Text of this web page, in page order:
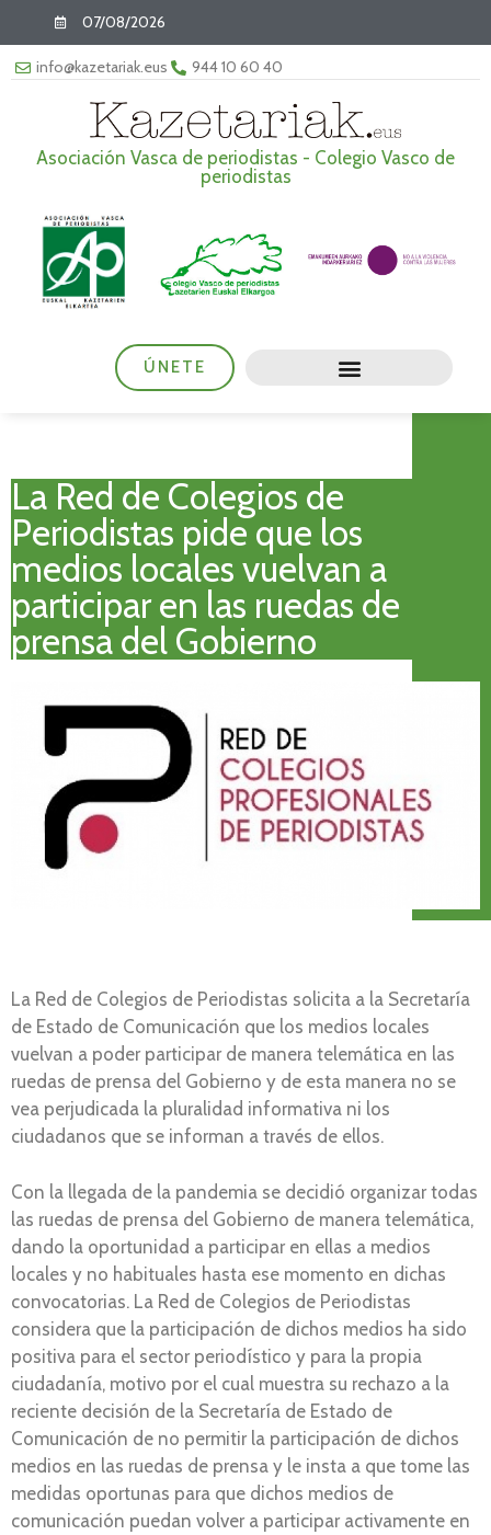
07/08/2026
info@kazetariak.eus 944 10 60 40
Asociación Vasca de periodistas - Colegio Vasco de
periodistas
ÚNETE
La Red de Colegios de
Periodistas pide que los
medios locales vuelvan a
participar en las ruedas de
prensa del Gobierno
La Red de Colegios de Periodistas solicita a la Secretaría
de Estado de Comunicación que los medios locales
vuelvan a poder participar de manera telemática en las
ruedas de prensa del Gobierno y de esta manera no se
vea perjudicada la pluralidad informativa ni los
ciudadanos que se informan a través de ellos.
Con la llegada de la pandemia se decidió organizar todas
las ruedas de prensa del Gobierno de manera telemática,
dando la oportunidad a participar en ellas a medios
locales y no habituales hasta ese momento en dichas
convocatorias. La Red de Colegios de Periodistas
considera que la participación de dichos medios ha sido
positiva para el sector periodístico y para la propia
ciudadanía, motivo por el cual muestra su rechazo a la
reciente decisión de la Secretaría de Estado de
Comunicación de no permitir la participación de dichos
medios en las ruedas de prensa y le insta a que tome las
medidas oportunas para que dichos medios de
comunicación puedan volver a participar activamente en